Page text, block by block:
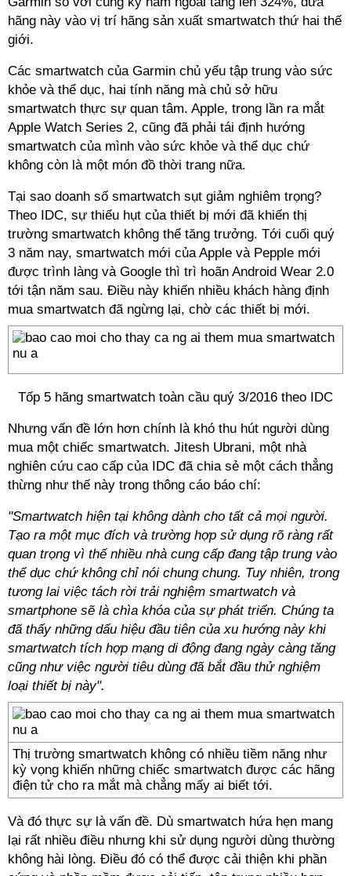
hãng này vào vị trí hãng sản xuất smartwatch thứ hai thế
giới.
Các smartwatch của Garmin chủ yếu tập trung vào sức
khỏe và thể dục, hai tính năng mà chủ sở hữu
smartwatch thực sự quan tâm. Apple, trong lần ra mắt
Apple Watch Series 2, cũng đã phải tái định hướng
smartwatch của mình vào sức khỏe và thể dục chứ
không còn là một món đồ thời trang nữa.
Tại sao doanh số smartwatch sụt giảm nghiêm trọng?
Theo IDC, sự thiếu hụt của thiết bị mới đã khiến thị
trường smartwatch không thể tăng trưởng. Tới cuối quý
3 năm nay, smartwatch mới của Apple và Pepple mới
được trình làng và Google thì trì hoãn Android Wear 2.0
tới tận năm sau. Điều này khiến nhiều khách hàng định
mua smartwatch đã ngừng lại, chờ các thiết bị mới.
Tốp 5 hãng smartwatch toàn cầu quý 3/2016 theo IDC
Nhưng vấn đề lớn hơn chính là khó thu hút người dùng
mua một chiếc smartwatch. Jitesh Ubrani, một nhà
nghiên cứu cao cấp của IDC đã chia sẻ một cách thẳng
thừng như thế này trong thông cáo báo chí:
"Smartwatch hiện tại không dành cho tất cả mọi người.
Tạo ra một mục đích và trường hợp sử dụng rõ ràng rất
quan trọng vì thế nhiều nhà cung cấp đang tập trung vào
thể dục chứ không chỉ nói chung chung. Tuy nhiên, trong
tương lai việc tách rời trải nghiệm smartwatch và
smartphone sẽ là chìa khóa của sự phát triển. Chúng ta
đã thấy những dấu hiệu đầu tiên của xu hướng này khi
smartwatch tích hợp mạng di động đang ngày càng tăng
cũng như việc người tiêu dùng đã bắt đầu thử nghiệm
loại thiết bị này".
Thị trường smartwatch không có nhiều tiềm năng như
kỳ vọng khiến những chiếc smartwatch được các hãng
điện tử cho ra mắt mà chẳng mấy ai biết tới.
Và đó thực sự là vấn đề. Dù smartwatch hứa hẹn mang
lại rất nhiều điều nhưng khi sử dụng người dùng thường
không hài lòng. Điều đó có thể được cải thiện khi phần